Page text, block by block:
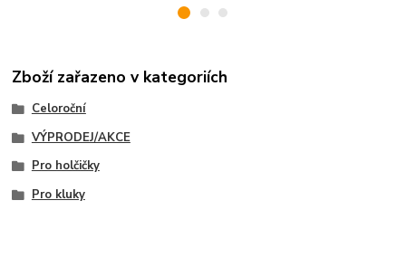
Zboží zařazeno v kategoriích
Celoroční
VÝPRODEJ/AKCE
Pro holčičky
Pro kluky